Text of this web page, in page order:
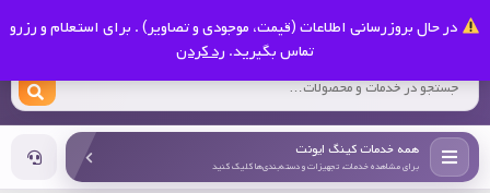
در حال بروزرسانی اطلاعات (قیمت، موجودی و تصاویر) . برای استعلام و رزرو
تماس بگیرید. رد کردن
کینگ ایونت
همه خدمات کینگ ایونت
برای مشاهده خدمات، تجهیزات و دسته‌بندی‌ها کلیک کنید